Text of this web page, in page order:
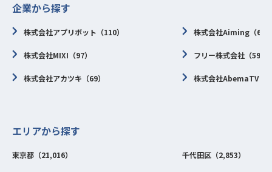
企業から探す
株式会社アプリボット（110）
株式会社MIXI（97）
株式会社アカツキ（69）
株式会社Aiming（67
フリー株式会社（59）
株式会社AbemaTV（
エリアから探す
東京都（21,016） 千代田区（2,853）